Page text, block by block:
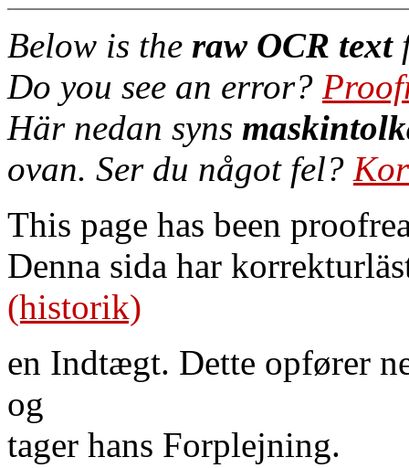
Below is the raw OCR text
Do you see an error?
Här nedan syns
ovan. Ser du något fel?
This page has been
Denna sida har
(historik)
en Indtægt. Dette opfører
og
tager hans Forplejning.